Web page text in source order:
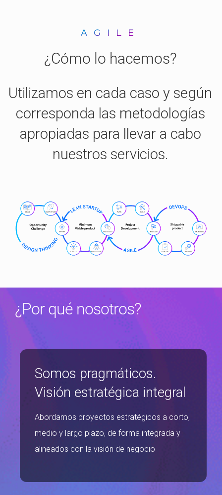
AGILE
¿Cómo lo hacemos?
Utilizamos en cada caso y según
corresponda las metodologías
apropiadas para llevar a cabo
nuestros servicios.
¿Por qué nosotros?
Somos pragmáticos.
Visión estratégica integral
Abordamos proyectos estratégicos a corto,
medio y largo plazo, de forma integrada y
alineados con la visión de negocio